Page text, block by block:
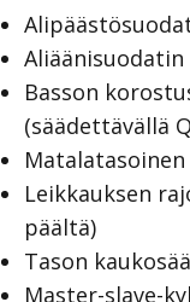
Aliäänisuodatin
Basson
(säädettävällä
Leikkauksen
päältä)
Tason
Master-slave-